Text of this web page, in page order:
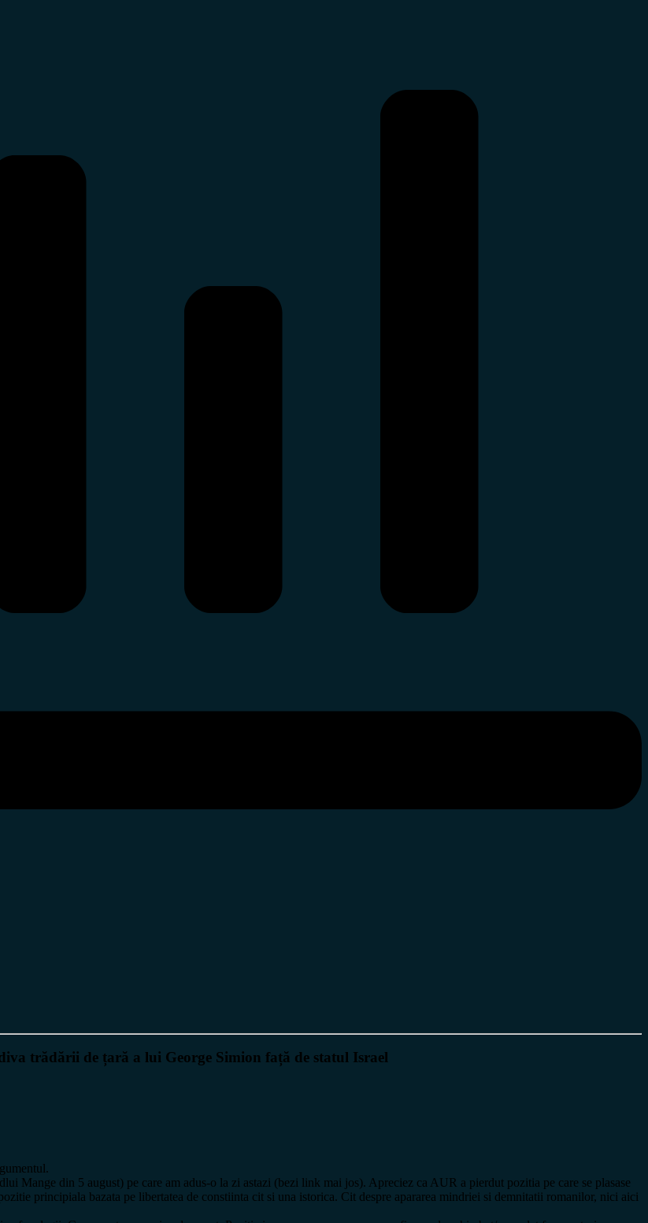
trădării de țară a lui George Simion față de statul Israel
Mange din 5 august) pe care am adus-o la zi astazi (bezi link mai jos). Apreciez ca AUR a pierdut pozitia pe care se plasase
principiala bazata pe libertatea de constiinta cit si una istorica. Cit despre apararea mindriei si demnitatii romanilor, nici aici